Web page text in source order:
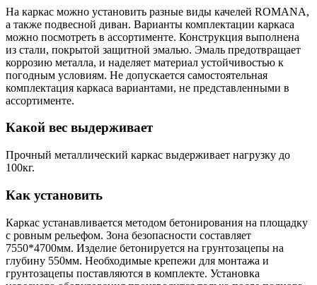
На каркас можно установить разные виды качелей ROMANA,
а также подвесной диван. Варианты комплектации каркаса
можно посмотреть в ассортименте. Конструкция выполнена
из стали, покрытой защитной эмалью. Эмаль предотвращает
коррозию металла, и наделяет материал устойчивостью к
погодным условиям. Не допускается самостоятельная
комплектация каркаса вариантами, не представленными в
ассортименте.
Какой вес выдерживает
Прочный металлический каркас выдерживает нагрузку до
100кг.
Как установить
Каркас устанавливается методом бетонирования на площадку
с ровным рельефом. Зона безопасности составляет
7550*4700мм. Изделие бетонируется на грунтозацепы на
глубину 550мм. Необходимые крепежи для монтажа и
грунтозацепы поставляются в комплекте. Установка